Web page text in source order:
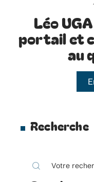
Léo
portail et
au
Recherche